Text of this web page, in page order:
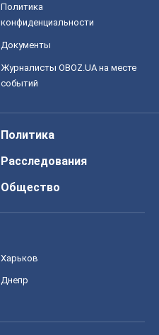
Политика
конфиденциальности
Документы
Журналисты OBOZ.UA на месте
событий
Политика
Расследования
Общество
Харьков
Днепр